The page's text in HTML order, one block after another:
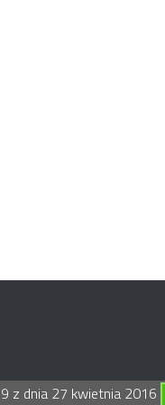
z dnia 27 kwietnia 2016